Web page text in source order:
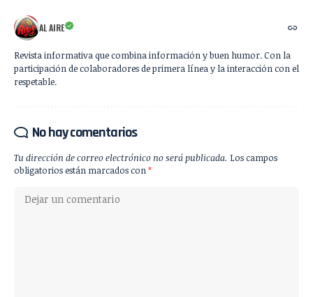
AL AIRE
Revista informativa que combina información y buen humor. Con la
participación de colaboradores de primera línea y la interacción con el
respetable.
No hay comentarios
Tu dirección de correo electrónico no será publicada. Los campos
obligatorios están marcados con*